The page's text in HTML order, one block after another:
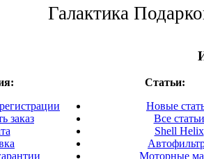
Галактика
заказ
Статьи:
Новые
Все статьи
Shell Helix
Моторные